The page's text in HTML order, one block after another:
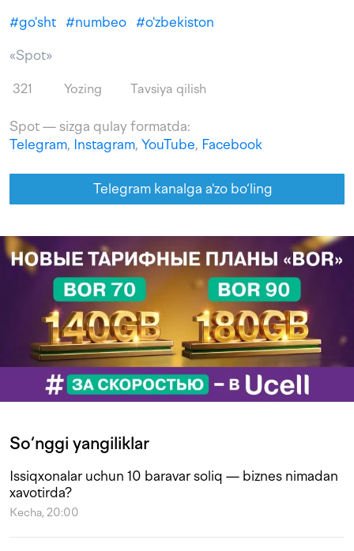
#go'sht #numbeo #o'zbekiston
«Spot»
321 Yozing Tavsiya qilish
Spot — sizga qulay formatda:
Telegram, Instagram, YouTube, Facebook
Telegram kanalga a'zo bo‘ling
So‘nggi yangiliklar
Issiqxonalar uchun 10 baravar soliq — biznes nimadan
xavotirda?
Kecha, 20:00